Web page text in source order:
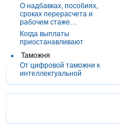
О надбавках, пособиях,
сроках перерасчета и
рабочем стаже…
Когда выплаты
приостанавливают
Таможня
От цифровой таможни к
интеллектуальной